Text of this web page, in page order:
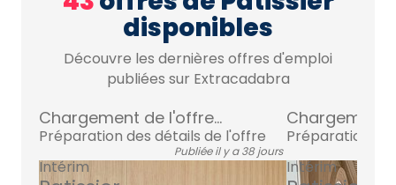
disponibles
Découvre les dernières offres d'emploi
publiées sur Extracadabra
Chargement de l'offre...
Préparation des détails de l'offre
Publiée il y a 38 jours
Intérim
Chargement
Préparation
Intérim